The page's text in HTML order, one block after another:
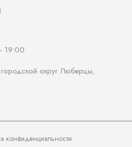
19:00
округ Люберцы,
конфиденциальности